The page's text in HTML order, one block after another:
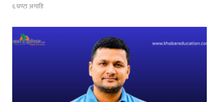
६ घण्टा अगाडि